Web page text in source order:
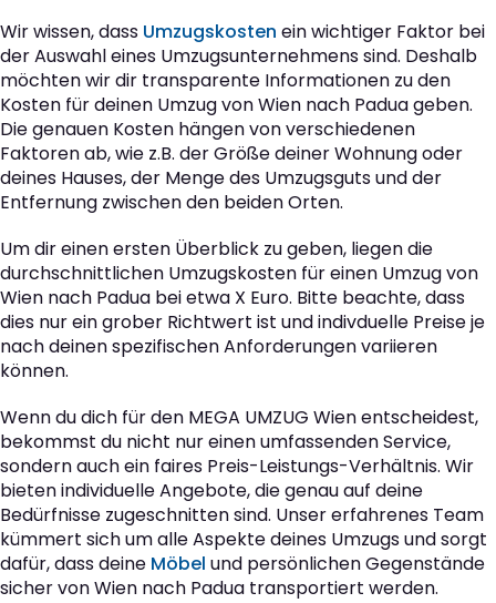
Wir wissen, dass Umzugskosten ein wichtiger Faktor bei
der Auswahl eines Umzugsunternehmens sind. Deshalb
möchten wir dir transparente Informationen zu den
Kosten für deinen Umzug von Wien nach Padua geben.
Die genauen Kosten hängen von verschiedenen
Faktoren ab, wie z.B. der Größe deiner Wohnung oder
deines Hauses, der Menge des Umzugsguts und der
Entfernung zwischen den beiden Orten.
Um dir einen ersten Überblick zu geben, liegen die
durchschnittlichen Umzugskosten für einen Umzug von
Wien nach Padua bei etwa X Euro. Bitte beachte, dass
dies nur ein grober Richtwert ist und indivduelle Preise je
nach deinen spezifischen Anforderungen variieren
können.
Wenn du dich für den MEGA UMZUG Wien entscheidest,
bekommst du nicht nur einen umfassenden Service,
sondern auch ein faires Preis-Leistungs-Verhältnis. Wir
bieten individuelle Angebote, die genau auf deine
Bedürfnisse zugeschnitten sind. Unser erfahrenes Team
kümmert sich um alle Aspekte deines Umzugs und sorgt
dafür, dass deine Möbel und persönlichen Gegenstände
sicher von Wien nach Padua transportiert werden.